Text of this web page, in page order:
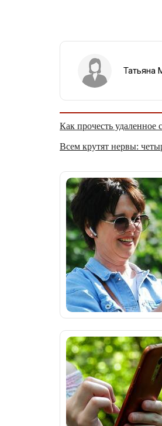
Татьяна
Как прочесть удаленное
Всем крутят нервы: